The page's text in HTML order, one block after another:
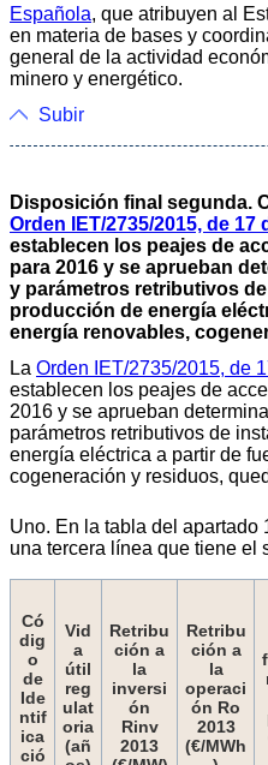
Española, que atribuyen al
en materia de bases y
general de la actividad
minero y energético.
Subir
Disposición final segunda.
Orden IET/2735/2015, de 17
establecen los peajes de
para 2016 y se aprueban
y parámetros retributivos
producción de energía
energía renovables,
La Orden IET/2735/2015, de
establecen los peajes de
2016 y se aprueban
parámetros retributivos de
energía eléctrica a partir de
cogeneración y residuos,
Uno. En la tabla del apartado
una tercera línea que tiene el
Có
dig
o
de
Ide
ntif
ica
ció
Vid
a
útil
reg
ulat
oria
(añ
Retribu
ción a
la
inversi
ón
Rinv
2013
Retribu
ción a
la
operaci
ón Ro
2013
(€/MWh